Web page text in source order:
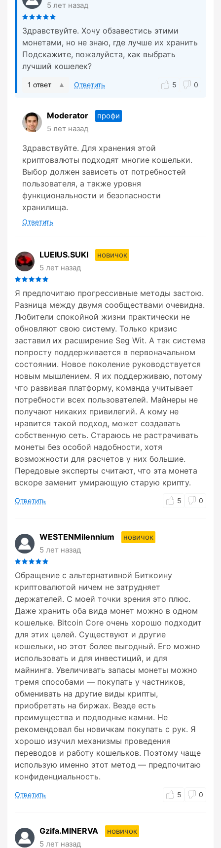
5 лет назад
Здравствуйте. Хочу обзавестись этими
монетами, но не знаю, где лучше их хранить
Подскажите, пожалуйста, как выбрать
лучший кошелек?
1 ответ Ответить 5 0
Moderator
профи
5 лет назад
Здравствуйте. Для хранения этой
криптовалюты подходят многие кошельки.
Выбор должен зависеть от потребностей
пользователя, а также уровня
функциональности и безопасности
хранилища.
Ответить
LUEIUS.SUKI
новичок
5 лет назад
Я предпочитаю прогрессивные методы застою.
Разница между двумя сообществами очевидна.
Любители спокойной жизни практически не
обновляют свою систему. Только кризис
заставил их расширение Seg Wit. А так система
попросту поддерживается в первоначальном
состоянии. Новое поколение руководствуется
новым мышлением. Я их поддерживаю, потому
что развивая платформу, команда учитывает
потребности всех пользователей. Майнеры не
получают никаких привилегий. А кому не
нравится такой подход, может создавать
собственную сеть. Стараюсь не растрачивать
монеты без особой надобности, хотя
возможности для расчетов у них большие.
Передовые эксперты считают, что эта монета
вскоре заменит умирающую старую крипту.
Ответить 5 0
WESTENMilennium
новичок
5 лет назад
Обращение с альтернативной Биткоину
криптовалютой ничем не затрудняет
держателей. С моей точки зрения это плюс.
Даже хранить оба вида монет можно в одном
кошельке. Bitcoin Core очень хорошо подходит
для этих целей. Существуют и другие
кошельки, но этот более выгодный. Его можно
использовать и для инвестиций, и для
майнинга. Увеличивать запасы монеты можно
тремя способами — покупать у частников,
обменивать на другие виды крипты,
приобретать на биржах. Везде есть
преимущества и подводные камни. Не
рекомендовал бы новичкам покупать с рук. Я
хорошо изучил механизмы проведения
переводов и работу кошельков. Поэтому чаще
использую именно этот метод — предпочитаю
конфиденциальность.
Ответить 5 0
Gzifa.MINERVA
новичок
5 лет назад